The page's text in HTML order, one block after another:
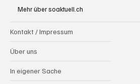
Mehr über soaktuell.ch
Kontakt / Impressum
Über uns
In eigener Sache